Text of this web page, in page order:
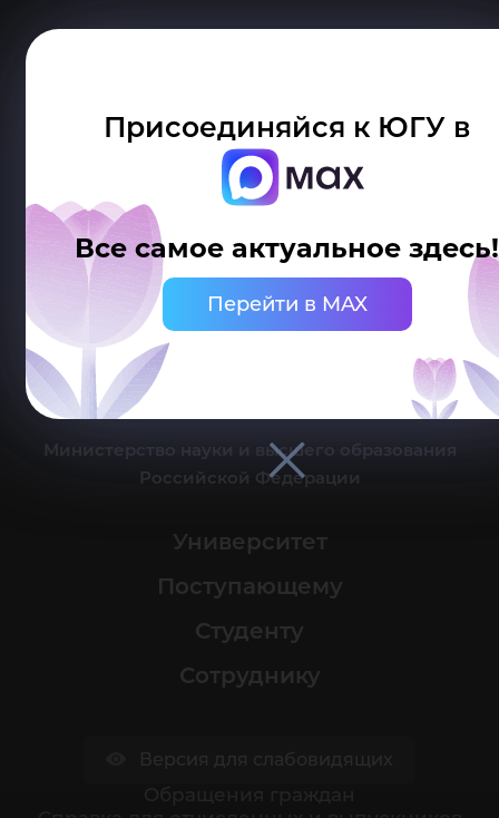
Присоединяйся к ЮГУ в
Все самое актуальное здесь!
Перейти в MAX
Делитесь новостями об университете с хештегом #ЮГУ
Сведения об образовательной организации
г. Ханты-Мансийск, ул. Чехова, 16
Канцелярия: тел.: +7 (3467) 377-000
e-mail:
Министерство науки и высшего образования
Российской Федерации
Университет
Поступающему
Студенту
Сотруднику